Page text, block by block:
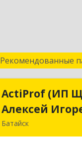
Рекомендованные
ActiProf (ИП
Алексей
Батайск
ActiProf